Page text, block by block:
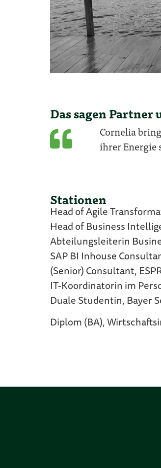
Das sagen Partner
Cornelia
ihrer Energie
Stationen
Head of Agile
Head of Business
Abteilungsleiterin
SAP BI Inhouse
(Senior) Consultant,
IT-Koordinatorin im
Duale Studentin, Bayer
Diplom (BA),